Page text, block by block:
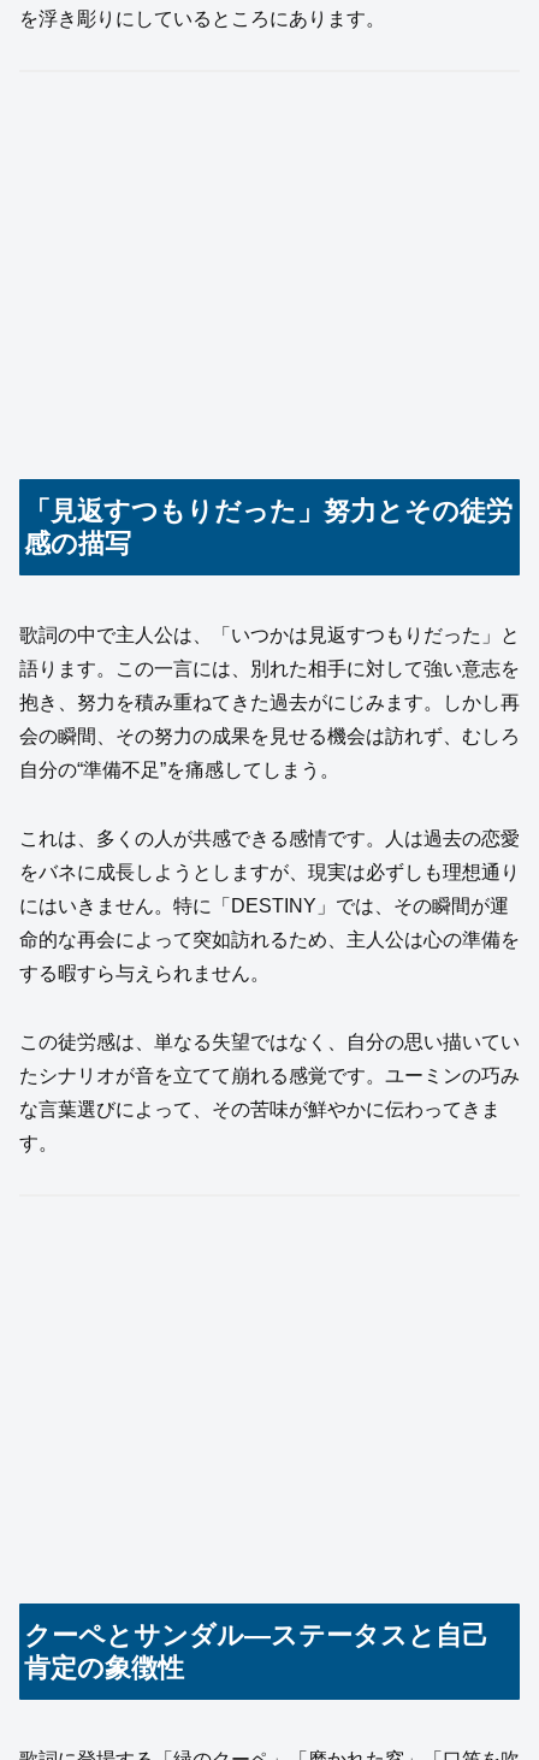
を浮き彫りにしているところにあります。
「見返すつもりだった」努力とその徒労
感の描写
歌詞の中で主人公は、「いつかは見返すつもりだった」と
語ります。この一言には、別れた相手に対して強い意志を
抱き、努力を積み重ねてきた過去がにじみます。しかし再
会の瞬間、その努力の成果を見せる機会は訪れず、むしろ
自分の“準備不足”を痛感してしまう。
これは、多くの人が共感できる感情です。人は過去の恋愛
をバネに成長しようとしますが、現実は必ずしも理想通り
にはいきません。特に「DESTINY」では、その瞬間が運
命的な再会によって突如訪れるため、主人公は心の準備を
する暇すら与えられません。
この徒労感は、単なる失望ではなく、自分の思い描いてい
たシナリオが音を立てて崩れる感覚です。ユーミンの巧み
な言葉選びによって、その苦味が鮮やかに伝わってきま
す。
クーペとサンダル―ステータスと自己
肯定の象徴性